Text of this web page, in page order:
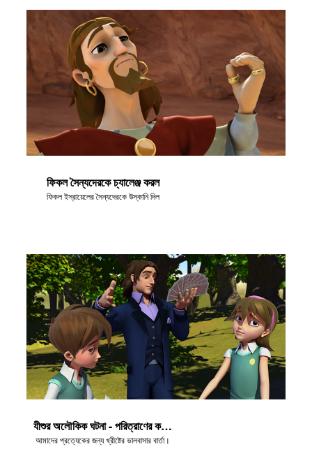
ফিকল সৈন্যদেরকে চ্যালেঞ্জ করল
ফিকল ইস্রায়েলের সৈন্যদেরকে উস্কানি দিল
যীশুর অলৌকিক ঘটনা - পরিত্রাণের কবিতা
আমাদের প্রত্যেকের জন্য খ্রীষ্টের ভালবাসার বার্তা।